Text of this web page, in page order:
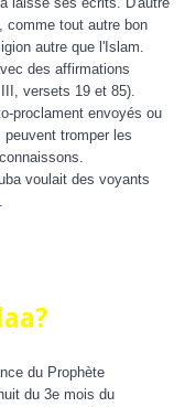
comme tout autre bon
autre que l'Islam.
des affirmations
versets 19 et 85).
proclament envoyés ou
tromper les
voulait des voyants
du Prophète
du 3e mois du